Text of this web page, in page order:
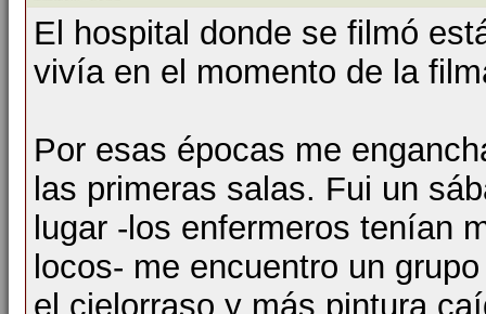
El hospital donde se filmó
vivía en el momento de la
Por esas épocas me
las primeras salas. Fui un
lugar -los enfermeros tenían
locos- me encuentro un
el cielorraso y más pintura